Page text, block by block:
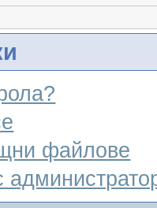
файлове